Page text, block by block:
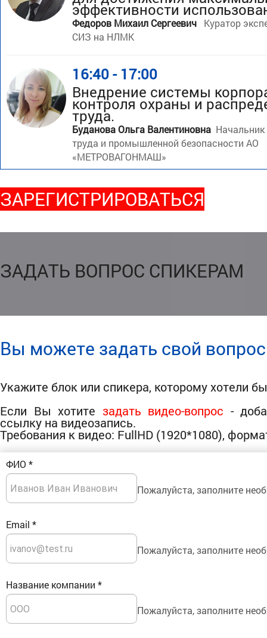
эффективности
Федоров Михаил Сергеевич
Куратор
СИЗ на НЛМК
16:40 - 17:00
Внедрение системы
контроля охраны и
труда.
Буданова Ольга Валентиновна
труда и промышленной безопасности АО
«МЕТРОВАГОНМАШ»
ЗАРЕГИСТРИРОВАТЬСЯ
ЗАДАТЬ ВОПРОС СПИКЕРАМ
Вы можете задать свой
Укажите блок или спикера, которому хотели
Если Вы хотите задать видео-вопрос -
ссылку на видеозапись.
Требования к видео: FullHD (1920*1080),
ФИО *
Пожалуйста, заполните
Email *
Пожалуйста, заполните
Название компании *
Пожалуйста, заполните